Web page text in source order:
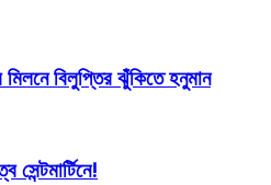
বিলুপ্তির ঝুঁকিতে হনুমান